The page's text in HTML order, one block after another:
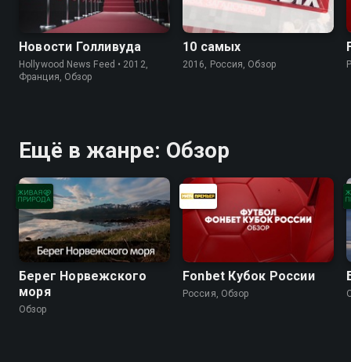
Новости Голливуда
Hollywood News Feed • 2012,
Франция, Обзор
10 самых
2016, Россия, Обзор
Ещё в жанре: Обзор
Берег Норвежского
моря
Обзор
Fonbet Кубок России
Россия, Обзор